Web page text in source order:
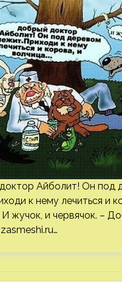
Айболит! Он под
к нему лечиться и
И жучок, и червячок. –
zasmeshi.ru…